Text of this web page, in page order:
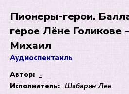
Пионеры-герои.
герое Лёне
Михаил
Аудиоспектакль
Автор: -
Исполнитель: Шабарин Лев